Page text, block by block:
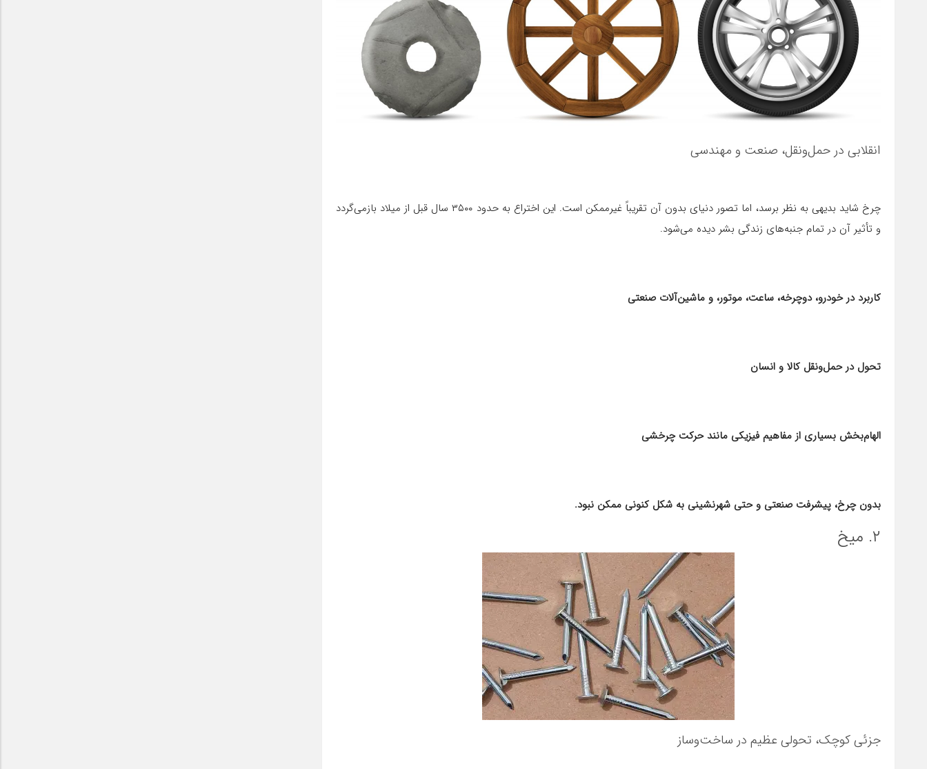
انقلابی در حمل‌ونقل، صنعت و مهندسی
چرخ شاید بدیهی به نظر برسد، اما تصور دنیای بدون آن تقریباً غیرممکن است. این اختراع به حدود ۳۵۰۰ سال قبل از میلاد بازمی‌گردد
و تأثیر آن در تمام جنبه‌های زندگی بشر دیده می‌شود.
کاربرد در خودرو، دوچرخه، ساعت، موتور، و ماشین‌آلات صنعتی
تحول در حمل‌ونقل کالا و انسان
الهام‌بخش بسیاری از مفاهیم فیزیکی مانند حرکت چرخشی
بدون چرخ، پیشرفت صنعتی و حتی شهرنشینی به شکل کنونی ممکن نبود.
۲. میخ
جزئی کوچک، تحولی عظیم در ساخت‌وساز